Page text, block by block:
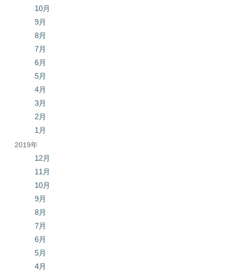
10月
9月
8月
7月
6月
5月
4月
3月
2月
1月
2019年
12月
11月
10月
9月
8月
7月
6月
5月
4月